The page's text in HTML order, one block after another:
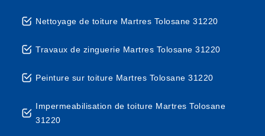
Nettoyage de toiture Martres Tolosane 31220
Travaux de zinguerie Martres Tolosane 31220
Peinture sur toiture Martres Tolosane 31220
Impermeabilisation de toiture Martres Tolosane
31220